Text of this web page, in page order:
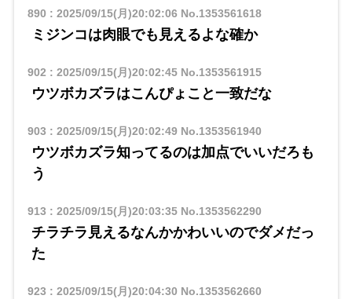
890 : 2025/09/15(月)20:02:06 No.1353561618
ミジンコは肉眼でも見えるよな確か
902 : 2025/09/15(月)20:02:45No.1353561915
ウツボカズラはこんぴょこと一致だな
903 : 2025/09/15(月)20:02:49No.1353561940
ウツボカズラ知ってるのは加点でいいだろも
う
913 : 2025/09/15(月)20:03:35No.1353562290
チラチラ見えるなんかかわいいのでダメだっ
た
923 : 2025/09/15(月)20:04:30 No.1353562660